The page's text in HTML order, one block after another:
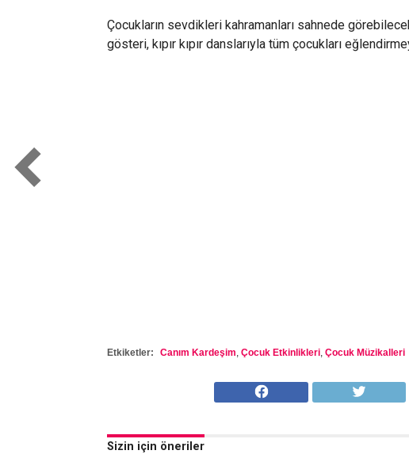
Çocukların sevdikleri kahramanları sahnede
gösteri, kıpır kıpır danslarıyla tüm çocukları
Etkiketler: Canım Kardeşim, Çocuk Etkinlikleri, Çocuk Müzikalleri
Sizin için öneriler